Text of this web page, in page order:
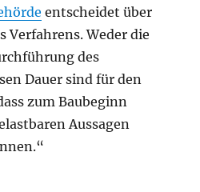
entscheidet über
Verfahrens. Weder die
des
Dauer sind für den
zum Baubeginn
Aussagen